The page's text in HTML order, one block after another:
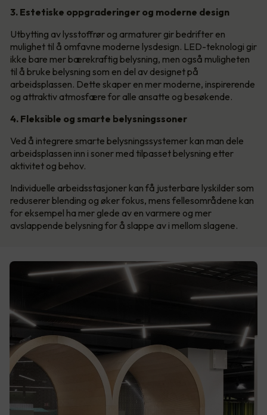
3. Estetiske oppgraderinger og moderne design
Utbytting av lysstoffrør og armaturer gir bedrifter en
mulighet til å omfavne moderne lysdesign. LED-teknologi gir
ikke bare mer bærekraftig belysning, men også muligheten
til å bruke belysning som en del av designet på
arbeidsplassen. Dette skaper en mer moderne, inspirerende
og attraktiv atmosfære for alle ansatte og besøkende.
4. Fleksible og smarte belysningssoner
Ved å integrere smarte belysningssystemer kan man dele
arbeidsplassen inn i soner med tilpasset belysning etter
aktivitet og behov.
Individuelle arbeidsstasjoner kan få justerbare lyskilder som
reduserer blending og øker fokus, mens fellesområdene kan
for eksempel ha mer glede av en varmere og mer
avslappende belysning for å slappe av i mellom slagene.